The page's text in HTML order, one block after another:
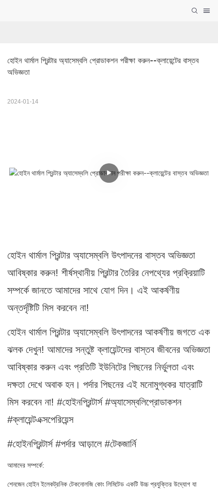
হোইন থার্মাল প্রিন্টার অ্যাসেম্বলি প্রোডাকশন পরীক্ষা করুন--ক্লায়েন্টের বাস্তব
অভিজ্ঞতা
2024-01-14
হোইন থার্মাল প্রিন্টার অ্যাসেম্বলি উৎপাদনের বাস্তব অভিজ্ঞতা
আবিষ্কার করুন! শীর্ষস্থানীয় প্রিন্টার তৈরির নেপথ্যের প্রক্রিয়াটি
সম্পর্কে জানতে আমাদের সাথে যোগ দিন। এই আকর্ষণীয়
অন্তর্দৃষ্টিটি মিস করবেন না!
হোইন থার্মাল প্রিন্টার অ্যাসেম্বলি উৎপাদনের আকর্ষণীয় জগতে এক
ঝলক দেখুন! আমাদের সন্তুষ্ট ক্লায়েন্টদের বাস্তব জীবনের অভিজ্ঞতা
আবিষ্কার করুন এবং প্রতিটি ইউনিটের পিছনের নির্ভুলতা এবং
দক্ষতা দেখে অবাক হন। পর্দার পিছনের এই মনোমুগ্ধকর যাত্রাটি
মিস করবেন না! #হোইনপ্রিন্টার্স #অ্যাসেম্বলিপ্রোডাকশন
#ক্লায়েন্টএক্সপেরিয়েন্স
#হোইনপ্রিন্টার্স #পর্দার আড়ালে #টেকজার্নি
আমাদের সম্পর্কে:
শেনজেন হোইন ইলেকট্রনিক টেকনোলজি কোং লিমিটেড একটি উচ্চ প্রযুক্তির উদ্যোগ যা